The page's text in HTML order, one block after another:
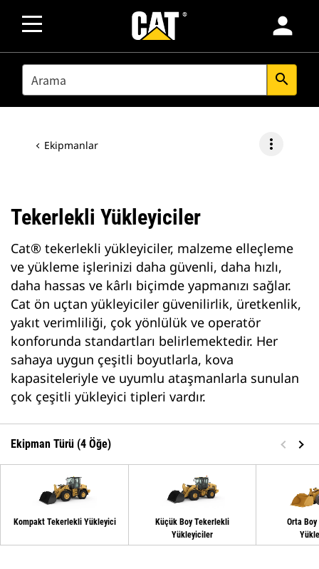
person
SEARCH search
Ekipmanlar more_vert
Tekerlekli Yükleyiciler
Cat® tekerlekli yükleyiciler, malzeme elleçleme
ve yükleme işlerinizi daha güvenli, daha hızlı,
daha hassas ve kârlı biçimde yapmanızı sağlar.
Cat ön uçtan yükleyiciler güvenilirlik, üretkenlik,
yakıt verimliliği, çok yönlülük ve operatör
konforunda standartları belirlemektedir. Her
sahaya uygun çeşitli boyutlarla, kova
kapasiteleriyle ve uyumlu ataşmanlarla sunulan
çok çeşitli yükleyici tipleri vardır.
Ekipman Türü (4 Öğe)
Kompakt Tekerlekli Yükleyici
Küçük Boy Tekerlekli
Yükleyiciler
Orta